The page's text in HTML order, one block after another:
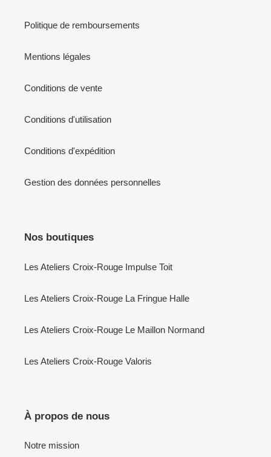
Politique de remboursements
Mentions légales
Conditions de vente
Conditions d'utilisation
Conditions d'expédition
Gestion des données personnelles
Nos boutiques
Les Ateliers Croix-Rouge Impulse Toit
Les Ateliers Croix-Rouge La Fringue Halle
Les Ateliers Croix-Rouge Le Maillon Normand
Les Ateliers Croix-Rouge Valoris
À propos de nous
Notre mission